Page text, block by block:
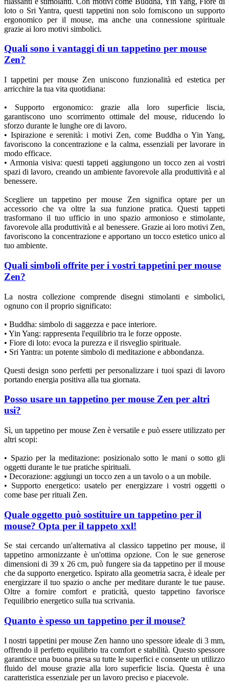
loto o Sri Yantra, questi tappetini non solo forniscono un supporto
ergonomico per il mouse, ma anche una connessione spirituale
grazie ai loro motivi simbolici.
Quali sono i vantaggi di un tappetino per mouse
Zen?
I tappetini per mouse Zen uniscono funzionalità ed estetica per
arricchire la tua vita quotidiana:
• Supporto ergonomico: grazie alla loro superficie liscia,
garantiscono uno scorrimento ottimale del mouse, riducendo lo
sforzo durante le lunghe ore di lavoro.
• Ispirazione e serenità: i motivi Zen, come Buddha o Yin Yang,
favoriscono la concentrazione e la calma, essenziali per lavorare in
modo efficace.
• Armonia visiva: questi tappeti aggiungono un tocco zen ai vostri
spazi di lavoro, creando un ambiente favorevole alla produttività e al
benessere.
Scegliere un tappetino per mouse Zen significa optare per un
accessorio che va oltre la sua funzione pratica. Questi tappeti
trasformano il tuo ufficio in uno spazio armonioso e stimolante,
favorevole alla produttività e al benessere. Grazie ai loro motivi Zen,
favoriscono la concentrazione e apportano un tocco estetico unico al
tuo ambiente.
Quali simboli offrite per i vostri tappetini per mouse
Zen?
La nostra collezione comprende disegni stimolanti e simbolici,
ognuno con il proprio significato:
• Buddha: simbolo di saggezza e pace interiore.
• Yin Yang: rappresenta l'equilibrio tra le forze opposte.
• Fiore di loto: evoca la purezza e il risveglio spirituale.
• Sri Yantra: un potente simbolo di meditazione e abbondanza.
Questi design sono perfetti per personalizzare i tuoi spazi di lavoro
portando energia positiva alla tua giornata.
Posso usare un tappetino per mouse Zen per altri
usi?
Sì, un tappetino per mouse Zen è versatile e può essere utilizzato per
altri scopi:
• Spazio per la meditazione: posizionalo sotto le mani o sotto gli
oggetti durante le tue pratiche spirituali.
• Decorazione: aggiungi un tocco zen a un tavolo o a un mobile.
• Supporto energetico: usatelo per energizzare i vostri oggetti o
come base per rituali Zen.
Quale oggetto può sostituire un tappetino per il
mouse? Opta per il tappeto xxl!
Se stai cercando un'alternativa al classico tappetino per mouse, il
tappetino armonizzante è un'ottima opzione. Con le sue generose
dimensioni di 39 x 26 cm, può fungere sia da tappetino per il mouse
che da supporto energetico. Ispirato alla geometria sacra, è ideale per
energizzare il tuo spazio o anche per meditare durante le tue pause.
Oltre a fornire comfort e praticità, questo tappetino favorisce
l'equilibrio energetico sulla tua scrivania.
Quanto è spesso un tappetino per il mouse?
I nostri tappetini per mouse Zen hanno uno spessore ideale di 3 mm,
offrendo il perfetto equilibrio tra comfort e stabilità. Questo spessore
garantisce una buona presa su tutte le superfici e consente un utilizzo
fluido del mouse grazie alla loro superficie liscia. Questa è una
caratteristica essenziale per un lavoro preciso e piacevole.